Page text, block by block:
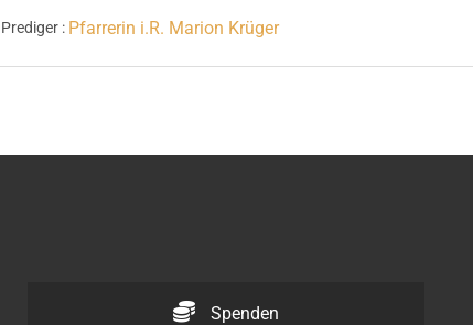
Prediger : Pfarrerin i.R. Marion Krüger
Spenden